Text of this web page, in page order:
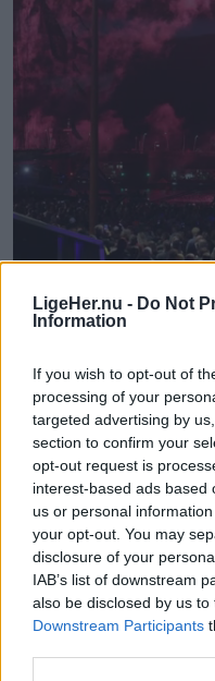
LigeHer.nu - Do Not
Information
If you wish to opt-out of
processing of your
targeted advertising by
section to confirm your
opt-out request is
interest-based ads based
us or personal
your opt-out. You may
disclosure of your
IAB’s list of downstream
also be disclosed by us
Downstream Participants
Himlen eksploderede
Andre læser